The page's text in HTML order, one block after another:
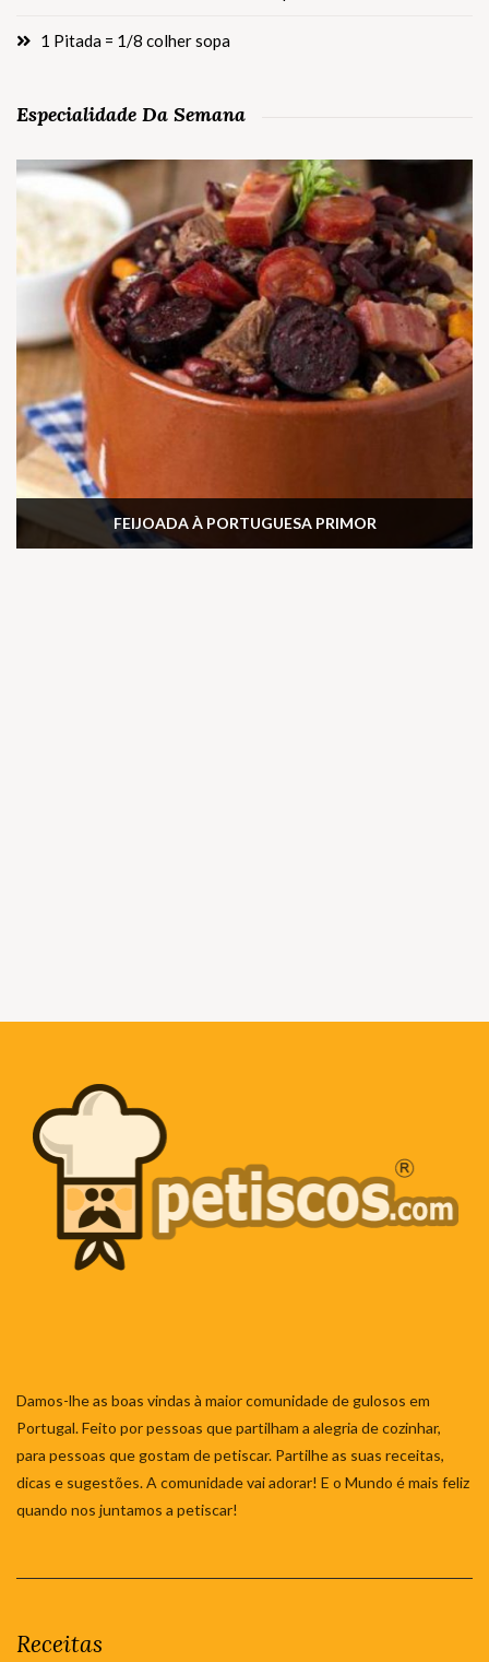
1 Pitada = 1/8 colher sopa
Especialidade Da Semana
FEIJOADA À PORTUGUESA PRIMOR
Damos-lhe as boas vindas à maior comunidade de gulosos em
Portugal. Feito por pessoas que partilham a alegria de cozinhar,
para pessoas que gostam de petiscar. Partilhe as suas receitas,
dicas e sugestões. A comunidade vai adorar! E o Mundo é mais feliz
quando nos juntamos a petiscar!
Receitas